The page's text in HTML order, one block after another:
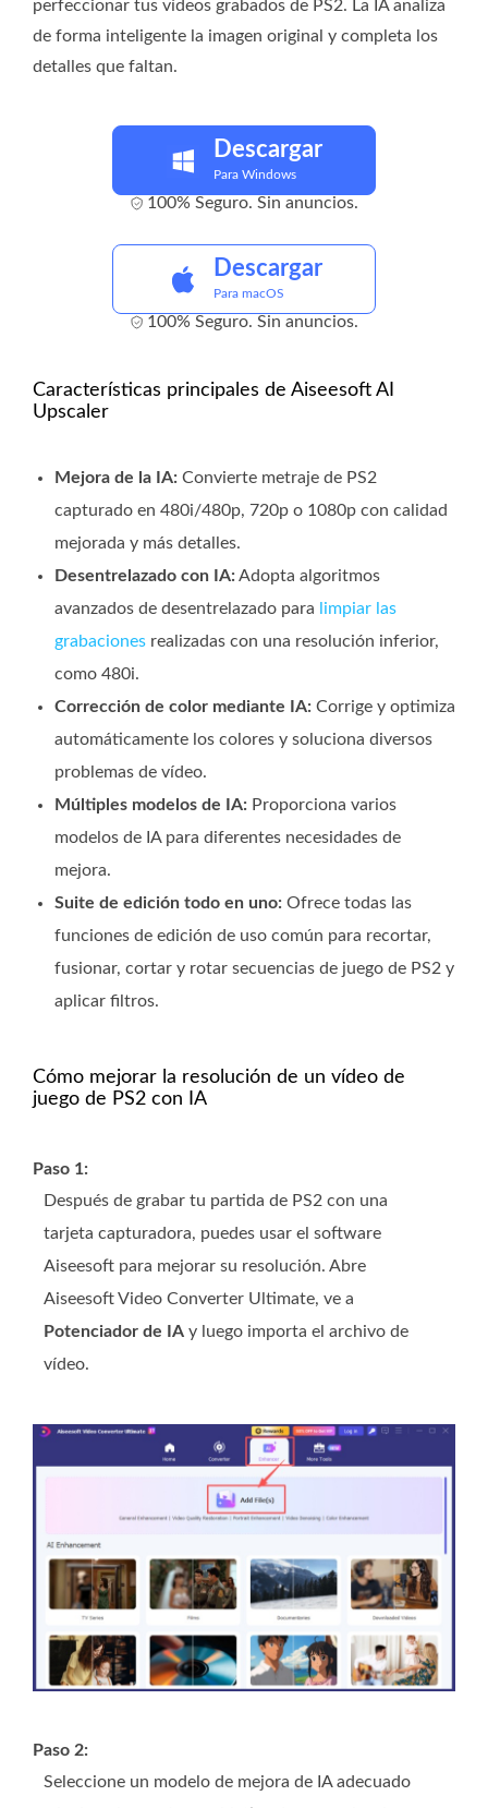
perfeccionar tus vídeos grabados de PS2. La IA analiza
de forma inteligente la imagen original y completa los
detalles que faltan.
Descargar
Para Windows
100% Seguro. Sin anuncios.
Descargar
Para macOS
100% Seguro. Sin anuncios.
Características principales de Aiseesoft AI
Upscaler
Mejora de la IA: Convierte metraje de PS2
capturado en 480i/480p, 720p o 1080p con calidad
mejorada y más detalles.
Desentrelazado con IA:Adopta algoritmos
avanzados de desentrelazado para
limpiar las
grabaciones realizadas con una resolución inferior,
como 480i.
Corrección de color mediante IA: Corrige y optimiza
automáticamente los colores y soluciona diversos
problemas de vídeo.
Múltiples modelos de IA: Proporciona varios
modelos de IA para diferentes necesidades de
mejora.
Suite de edición todo en uno: Ofrece todas las
funciones de edición de uso común para recortar,
fusionar, cortar y rotar secuencias de juego de PS2 y
aplicar filtros.
Cómo mejorar la resolución de un vídeo de
juego de PS2 con IA
Paso 1:
Después de grabar tu partida de PS2 con una
tarjeta capturadora, puedes usar el software
Aiseesoft para mejorar su resolución. Abre
Aiseesoft Video Converter Ultimate, ve a
Potenciador de IA y luego importa el archivo de
vídeo.
Paso 2:
Seleccione un modelo de mejora de IA adecuado